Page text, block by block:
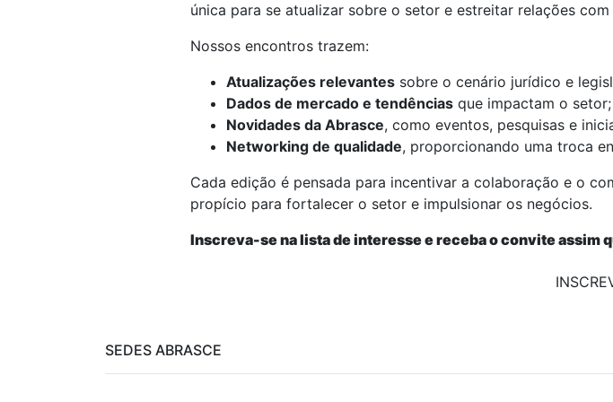
única para se atualizar sobre o setor e estreitar relações
Nossos encontros trazem:
Atualizações relevantes sobre o cenário jurídico e
Dados de mercado e tendências que impactam o setor;
Novidades da Abrasce, como eventos, pesquisas e
Networking de qualidade, proporcionando uma troca
Cada edição é pensada para incentivar a colaboração e o
propício para fortalecer o setor e impulsionar os negócios.
Inscreva-se na lista de interesse e receba o convite assim
SEDES ABRASCE